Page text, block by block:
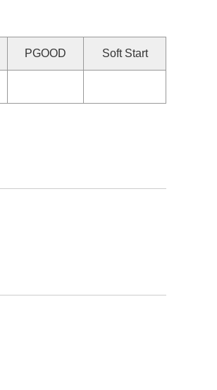
PGOOD Soft Start